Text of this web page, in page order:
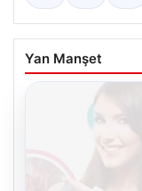
Yan Manşet